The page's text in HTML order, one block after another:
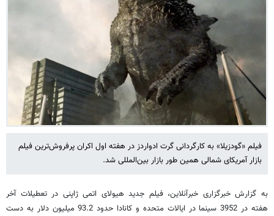
فیلم «گودزیلا» به کارگردانی گرت ادواردز در هفته اول اکران پرفروش‌ترین فیلم
بازار آمریکای شمالی همین طور بازار بین‌المللی شد.
به گزارش خبرگزاری خبرآنلاین، فیلم جدید هیولای اتمی ژاپنی در تعطیلات آخر
هفته در 3952 سینما در ایالات متحده و کانادا حدود 93.2 میلیون دلار به دست